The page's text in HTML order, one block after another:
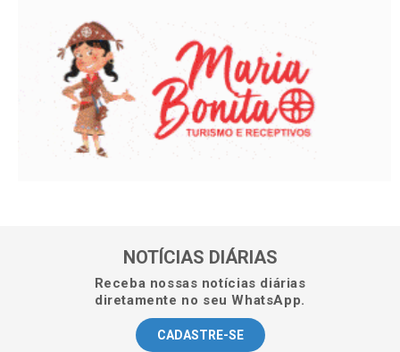
NOTÍCIAS DIÁRIAS
Receba nossas notícias diárias
diretamente no seu WhatsApp.
CADASTRE-SE